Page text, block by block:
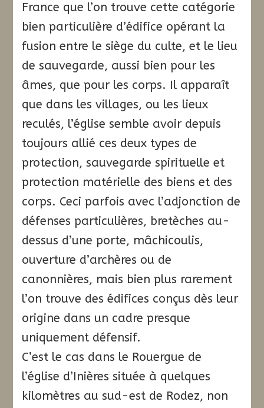
France que l’on trouve cette catégorie
bien particulière d’édifice opérant la
fusion entre le siège du culte, et le lieu
de sauvegarde, aussi bien pour les
âmes, que pour les corps. Il apparaît
que dans les villages, ou les lieux
reculés, l’église semble avoir depuis
toujours allié ces deux types de
protection, sauvegarde spirituelle et
protection matérielle des biens et des
corps. Ceci parfois avec l’adjonction de
défenses particulières, bretèches au-
dessus d’une porte, mâchicoulis,
ouverture d’archères ou de
canonnières, mais bien plus rarement
l’on trouve des édifices conçus dès leur
origine dans un cadre presque
uniquement défensif.
C’est le cas dans le Rouergue de
l’église d’Inières située à quelques
kilomètres au sud-est de Rodez, non